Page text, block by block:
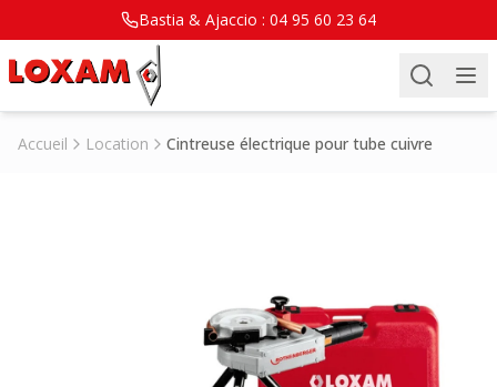
Bastia & Ajaccio : 04 95 60 23 64
Accueil Location Cintreuse électrique pour tube cuivre